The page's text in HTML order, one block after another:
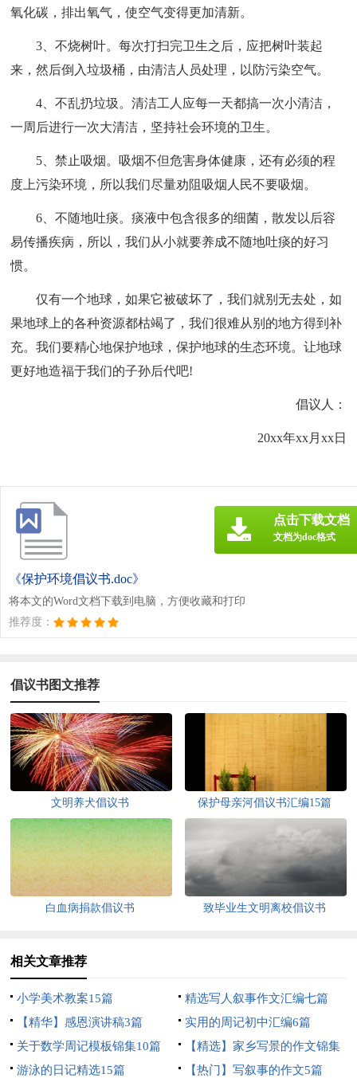
氧化碳，排出氧气，使空气变得更加清新。
3、不烧树叶。每次打扫完卫生之后，应把树叶装起
来，然后倒入垃圾桶，由清洁人员处理，以防污染空气。
4、不乱扔垃圾。清洁工人应每一天都搞一次小清洁，
一周后进行一次大清洁，坚持社会环境的卫生。
5、禁止吸烟。吸烟不但危害身体健康，还有必须的程
度上污染环境，所以我们尽量劝阻吸烟人民不要吸烟。
6、不随地吐痰。痰液中包含很多的细菌，散发以后容
易传播疾病，所以，我们从小就要养成不随地吐痰的好习
惯。
仅有一个地球，如果它被破坏了，我们就别无去处，如
果地球上的各种资源都枯竭了，我们很难从别的地方得到补
充。我们要精心地保护地球，保护地球的生态环境。让地球
更好地造福于我们的子孙后代吧!
倡议人：
20xx年xx月xx日
《保护环境倡议书.doc》
将本文的Word文档下载到电脑，方便收藏和打印
推荐度：
点击下载文档
文档为doc格式
倡议书图文推荐
文明养犬倡议书 保护母亲河倡议书汇编15篇
白血病捐款倡议书 致毕业生文明离校倡议书
相关文章推荐
小学美术教案15篇
精选写人叙事作文汇编七篇
【精华】感恩演讲稿3篇
实用的周记初中汇编6篇
关于数学周记模板锦集10篇
【精选】家乡写景的作文锦集
5篇
游泳的日记精选15篇
【热门】写叙事的作文5篇